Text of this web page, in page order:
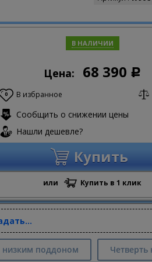
В НАЛИЧИИ
Цена: 68 390 Р
0 В избранное
Сообщить о снижении цены
Нашли дешевле?
Купить
или Купить в 1 клик
низким поддоном Четверть